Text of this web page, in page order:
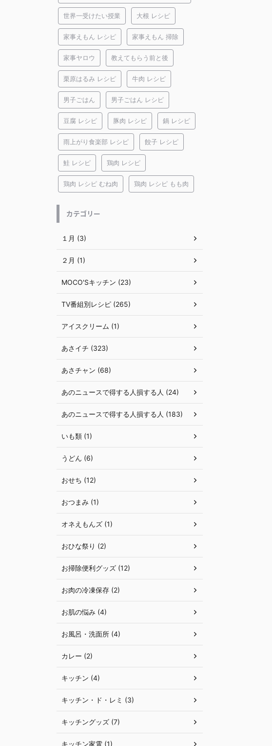
世界一受けたい授業 大根 レシピ
家事えもん レシピ 家事えもん 掃除
家事ヤロウ 教えてもらう前と後
栗原はるみ レシピ 牛肉 レシピ
男子ごはん 男子ごはん レシピ
豆腐 レシピ 豚肉 レシピ 鍋 レシピ
雨上がり食楽部 レシピ 餃子 レシピ
鮭 レシピ 鶏肉 レシピ
鶏肉 レシピ むね肉 鶏肉 レシピ もも肉
カテゴリー
１月 (3)
２月 (1)
MOCO'Sキッチン (23)
TV番組別レシピ (265)
アイスクリーム (1)
あさイチ (323)
あさチャン (68)
あのニュースで得する人損する人 (24)
あのニュースで得する人損する人 (183)
いも類 (1)
うどん (6)
おせち (12)
おつまみ (1)
オネえもんズ (1)
おひな祭り (2)
お掃除便利グッズ (12)
お肉の冷凍保存 (2)
お肌の悩み (4)
お風呂・洗面所 (4)
カレー (2)
キッチン (4)
キッチン・ド・レミ (3)
キッチングッズ (7)
キッチン家電 (1)